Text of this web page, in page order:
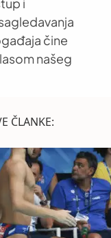
i
čine
našeg
ČLANKE: